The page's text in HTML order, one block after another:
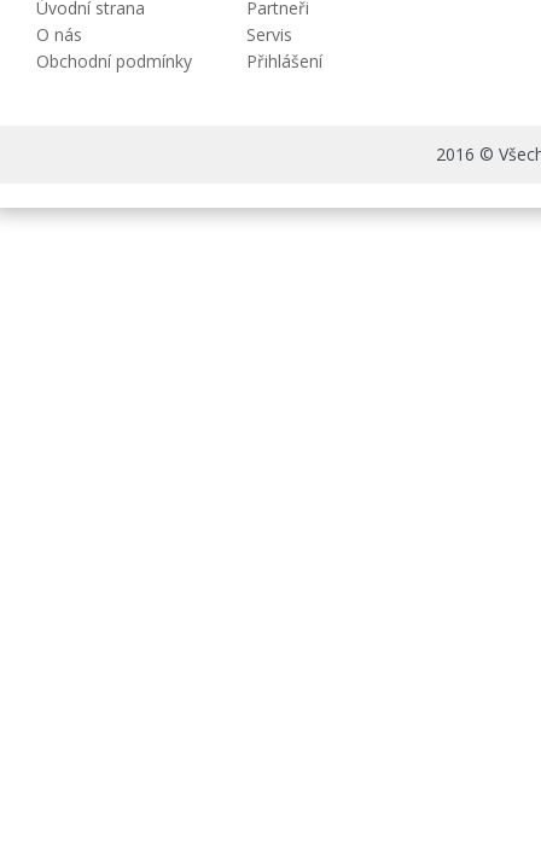
Úvodní strana
O nás
Obchodní podmínky
Partneři
Servis
Přihlášení
2016 ©